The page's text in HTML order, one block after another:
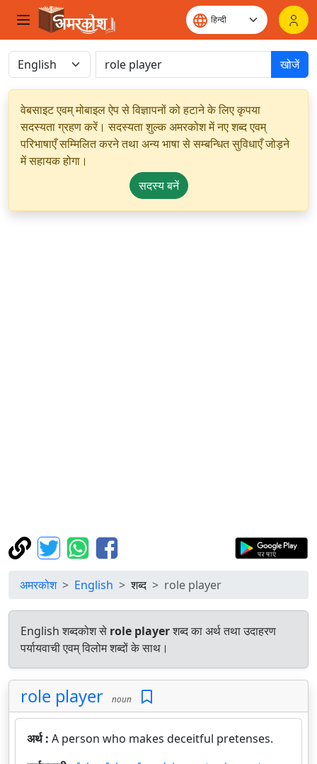
खोजें
वेबसाइट एवम् मोबाइल ऐप से विज्ञापनों को हटाने के लिए कृपया
सदस्यता ग्रहण करें। सदस्यता शुल्क अमरकोश में नए शब्द एवम्
परिभाषाएँ सम्मिलित करने तथा अन्य भाषा से सम्बन्धित सुविधाएँ जोड़ने
में सहायक होगा।
सदस्य बनें
अमरकोश English शब्द role player
English शब्दकोश से role playerशब्द का अर्थ तथा उदाहरण
पर्यायवाची एवम् विलोम शब्दों के साथ।
role player noun
अर्थ : A person who makes deceitful pretenses.